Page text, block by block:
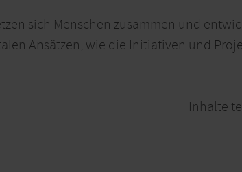
sich Menschen zusammen und
Ansätzen, wie die Initiativen und
Inhalte